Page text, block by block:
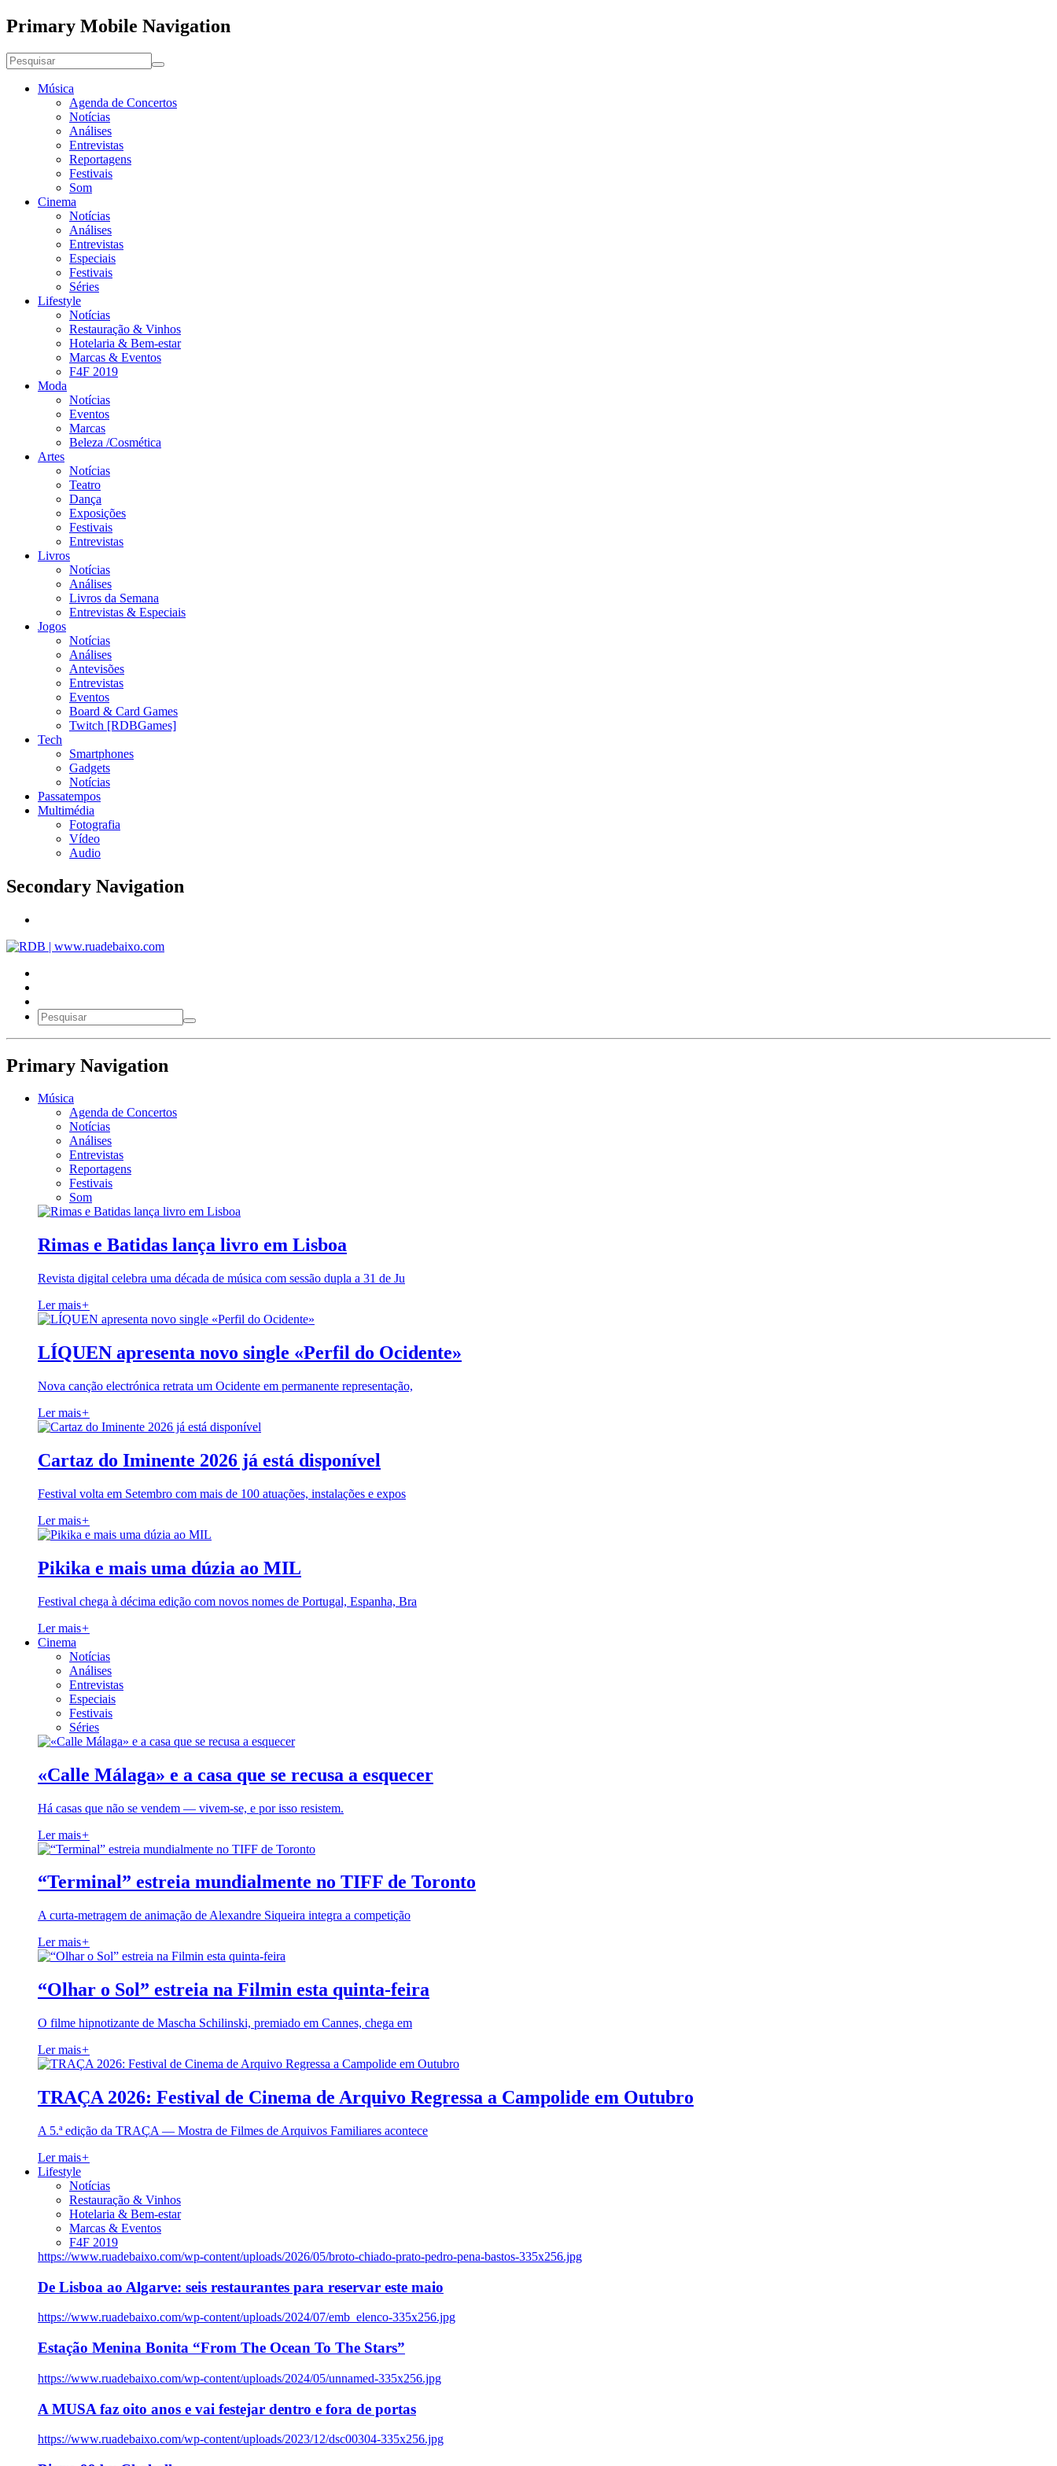
Primary Mobile Navigation
Música
Agenda de Concertos
Notícias
Análises
Entrevistas
Reportagens
Festivais
Som
Cinema
Notícias
Análises
Entrevistas
Especiais
Festivais
Séries
Lifestyle
Notícias
Restauração & Vinhos
Hotelaria & Bem-estar
Marcas & Eventos
F4F 2019
Moda
Notícias
Eventos
Marcas
Beleza /Cosmética
Artes
Notícias
Teatro
Dança
Exposições
Festivais
Entrevistas
Livros
Notícias
Análises
Livros da Semana
Entrevistas & Especiais
Jogos
Notícias
Análises
Antevisões
Entrevistas
Eventos
Board & Card Games
Twitch [RDBGames]
Tech
Smartphones
Gadgets
Notícias
Passatempos
Multimédia
Fotografia
Vídeo
Audio
Secondary Navigation
Primary Navigation
Música
Agenda de Concertos
Notícias
Análises
Entrevistas
Reportagens
Festivais
Som
Rimas e Batidas lança livro em Lisboa
Revista digital celebra uma década de música com sessão dupla a 31 de Ju
Ler mais+
LÍQUEN apresenta novo single «Perfil do Ocidente»
Nova canção electrónica retrata um Ocidente em permanente representação,
Ler mais+
Cartaz do Iminente 2026 já está disponível
Festival volta em Setembro com mais de 100 atuações, instalações e expos
Ler mais+
Pikika e mais uma dúzia ao MIL
Festival chega à décima edição com novos nomes de Portugal, Espanha, Bra
Ler mais+
Cinema
Notícias
Análises
Entrevistas
Especiais
Festivais
Séries
«Calle Málaga» e a casa que se recusa a esquecer
Há casas que não se vendem — vivem-se, e por isso resistem.
Ler mais+
“Terminal” estreia mundialmente no TIFF de Toronto
A curta-metragem de animação de Alexandre Siqueira integra a competição
Ler mais+
“Olhar o Sol” estreia na Filmin esta quinta-feira
O filme hipnotizante de Mascha Schilinski, premiado em Cannes, chega em
Ler mais+
TRAÇA 2026: Festival de Cinema de Arquivo Regressa a Campolide em Outubro
A 5.ª edição da TRAÇA — Mostra de Filmes de Arquivos Familiares acontece
Ler mais+
Lifestyle
Notícias
Restauração & Vinhos
Hotelaria & Bem-estar
Marcas & Eventos
F4F 2019
https://www.ruadebaixo.com/wp-content/uploads/2026/05/broto-chiado-prato-pedro-pena-bastos-335x256.jpg
De Lisboa ao Algarve: seis restaurantes para reservar este maio
https://www.ruadebaixo.com/wp-content/uploads/2024/07/emb_elenco-335x256.jpg
Estação Menina Bonita “From The Ocean To The Stars”
https://www.ruadebaixo.com/wp-content/uploads/2024/05/unnamed-335x256.jpg
A MUSA faz oito anos e vai festejar dentro e fora de portas
https://www.ruadebaixo.com/wp-content/uploads/2023/12/dsc00304-335x256.jpg